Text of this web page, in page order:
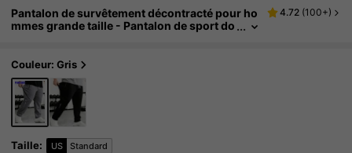
Pantalon de survêtement décontracté pour ho
mmes grande taille - Pantalon de sport do
acté quotidien, avec cordon de serrage à la tail
le et poches zippées pour les sports d'hiver
4.72 (100+)
Couleur: Gris
Taille: US Standard